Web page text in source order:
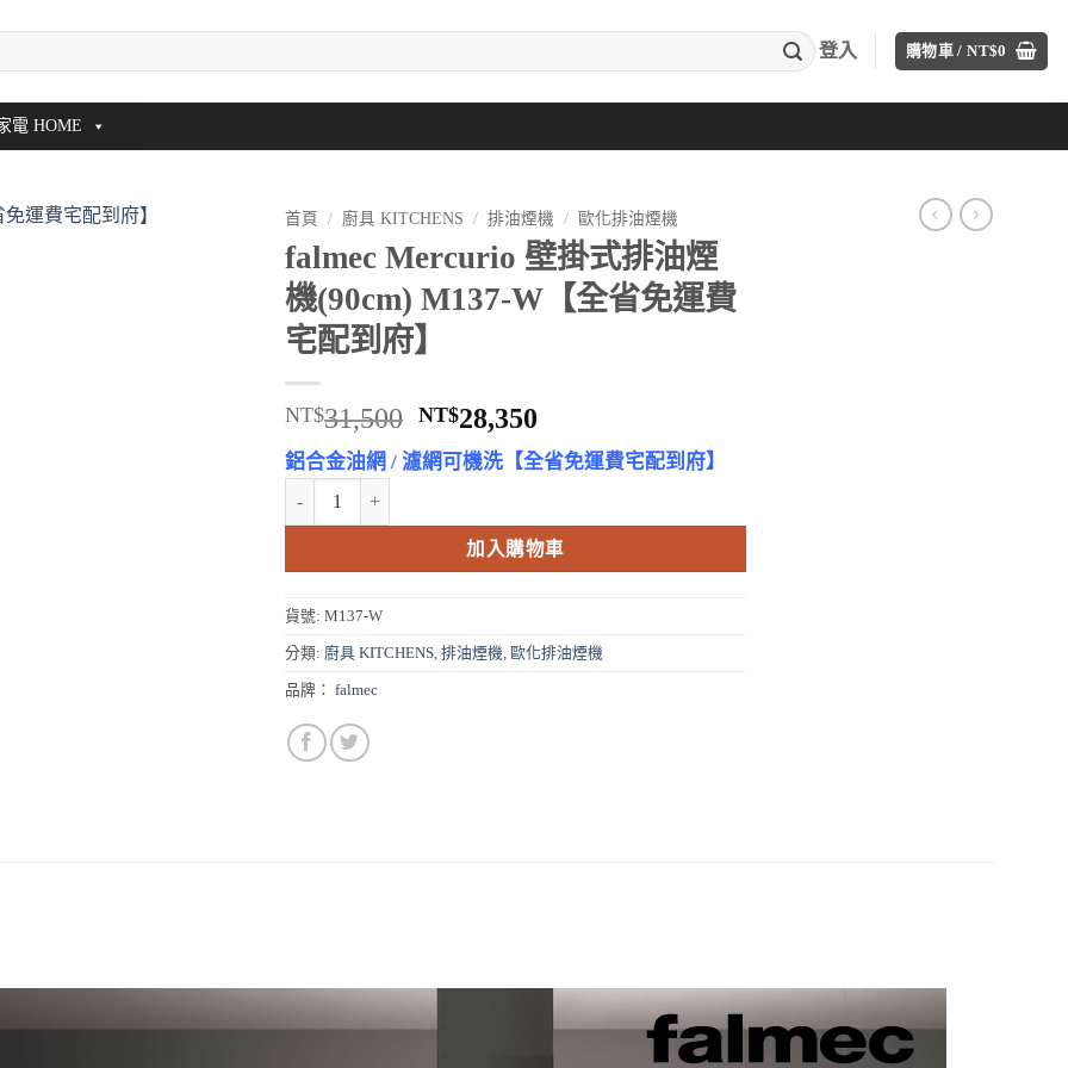
登入 購物車 /NT$0
電 HOME
首頁 / 廚具 KITCHENS / 排油煙機 / 歐化排油煙機
falmec Mercurio 壁掛式排油煙
機(90cm) M137-W【全省免運費
宅配到府】
NT$31,500 原
始
價
NT$31,500。
NT$28,350
前
價
NT$28,350。
鋁合金油網 / 濾網可機洗【全省免運費宅配到府】
加入購物車
貨號: M137-W
分類: 廚具 KITCHENS 排油煙機 歐化排油煙機
品牌： falmec